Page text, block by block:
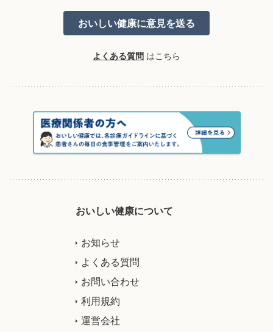
よくある質問 はこちら
おいしい健康について
お知らせ
よくある質問
お問い合わせ
利用規約
運営会社